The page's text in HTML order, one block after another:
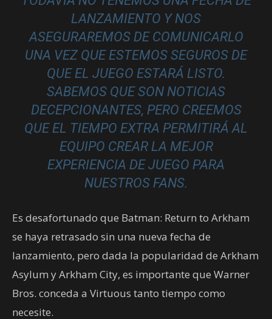
LANZAMIENTO Y NOS
ASEGURAREMOS DE COMUNICARLO
UNA VEZ QUE ESTEMOS SEGUROS DE
QUE EL JUEGO ESTARÁ LISTO.
SABEMOS QUE SON NOTICIAS
DECEPCIONANTES, PERO CREEMOS
QUE EL TIEMPO EXTRA PERMITIRÁ AL
EQUIPO CREAR LA MEJOR
EXPERIENCIA DE JUEGO PARA
NUESTROS FANS.
Es desafortunado que Batman: Return to Arkham
se haya retrasado sin una nueva fecha de
lanzamiento, pero dada la popularidad de Arkham
Asylum y Arkham City, es importante que Warner
Bros. conceda a Virtuous tanto tiempo como
necesite.